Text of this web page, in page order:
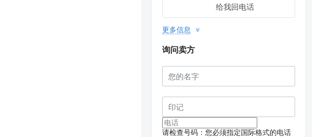
请求提供更多照片
给我回电话
更多信息
询问卖方
请检查号码：您必须指定国际格式的电话